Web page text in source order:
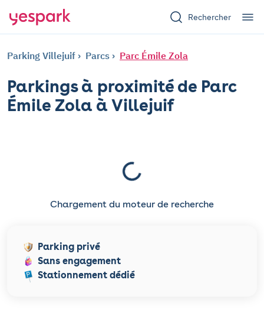
Rechercher
Parking Villejuif Parcs Parc Émile Zola
Parkings à proximité de Parc
Émile Zola à Villejuif
Chargement du moteur de recherche
Parking privé
Sans engagement
Stationnement dédié